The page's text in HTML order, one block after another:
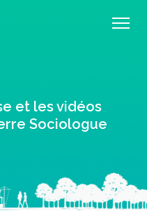
et les vidéos
Sociologue